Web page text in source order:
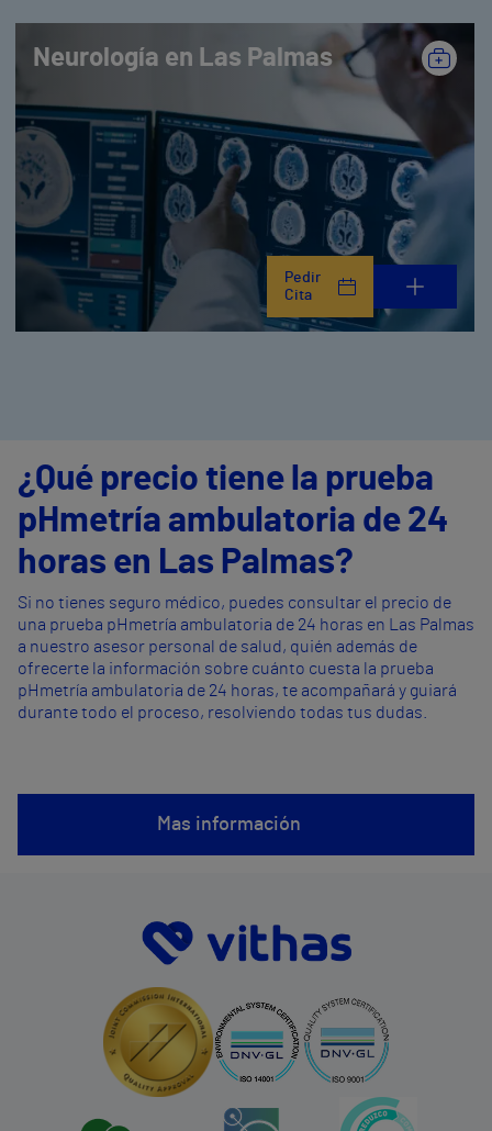
Neurología en Las Palmas
Pedir
Cita
¿Qué precio tiene la prueba
pHmetría ambulatoria de 24
horas en Las Palmas?
Si no tienes seguro médico, puedes consultar el precio de
una prueba pHmetría ambulatoria de 24 horas en Las Palmas
a nuestro asesor personal de salud, quién además de
ofrecerte la información sobre cuánto cuesta la prueba
pHmetría ambulatoria de 24 horas, te acompañará y guiará
durante todo el proceso, resolviendo todas tus dudas.
Mas información